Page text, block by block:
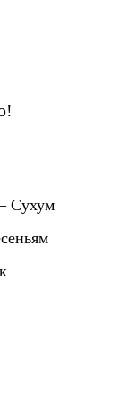
Сухум